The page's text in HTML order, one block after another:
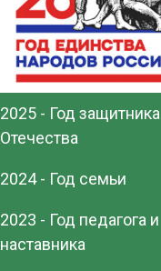
2025 - Год защитника
Отечества
2024 - Год семьи
2023 - Год педагога и
наставника